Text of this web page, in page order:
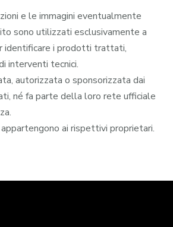
e le immagini eventualmente
sono utilizzati esclusivamente a
identificare i prodotti trattati,
interventi tecnici.
autorizzata o sponsorizzata dai
né fa parte della loro rete ufficiale
ai rispettivi proprietari.